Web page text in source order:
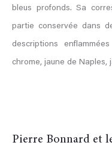
bleus profonds. Sa
partie conservée dans
descriptions
chrome, jaune de Naples,
Pierre Bonnard et